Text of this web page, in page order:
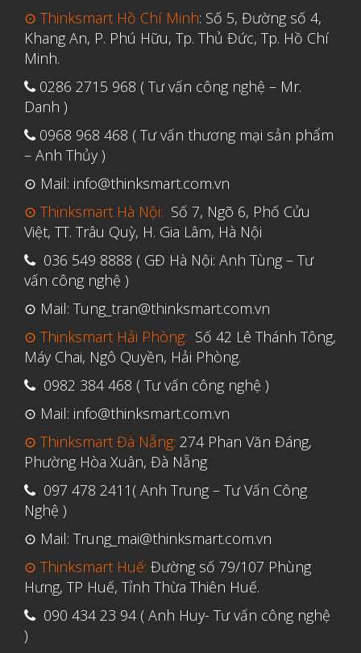
Tháng Tám 2020
Tháng Bảy 2020
Tháng Tư 2020
Tháng Hai 2020
Tháng Một 2020
Tháng Mười Hai 2019
Tháng Mười Một 2019
Tháng Tám 2019
Tháng Bảy 2019
Tháng Năm 2019
Tháng Tư 2019
Tháng Ba 2019
Aerospace
Automotive
Fuse 1
⊙ Thinksmart Hồ Chí Minh: Số 5, Đường số 4,
Khang An, P. Phú Hữu, Tp. Thủ Đức, Tp. Hồ Chí
Minh.
0286 2715 968 ( Tư vấn công nghệ – Mr.
Danh )
0968 968 468 ( Tư vấn thương mại sản phẩm
– Anh Thủy )
⊙ Mail: info@thinksmart.com.vn
⊙ Thinksmart Hà Nội: Số 7, Ngõ 6, Phố Cửu
Việt, TT. Trâu Quỳ, H. Gia Lâm, Hà Nội
036 549 8888 ( GĐ Hà Nội: Anh Tùng – Tư
vấn công nghệ )
⊙ Mail: Tung_tran@thinksmart.com.vn
⊙ Thinksmart Hải Phòng: Số 42 Lê Thánh Tông,
Máy Chai, Ngô Quyền, Hải Phòng.
0982 384 468 ( Tư vấn công nghệ )
⊙ Mail: info@thinksmart.com.vn
⊙ Thinksmart Đà Nẵng: 274 Phan Văn Đáng,
Phường Hòa Xuân, Đà Nẵng
097 478 2411( Anh Trung – Tư Vấn Công
Nghệ )
⊙ Mail: Trung_mai@thinksmart.com.vn
⊙ Thinksmart Huế: Đường số 79/107 Phùng
Hưng, TP Huế, Tỉnh Thừa Thiên Huế.
090 434 23 94 ( Anh Huy- Tư vấn công nghệ
)